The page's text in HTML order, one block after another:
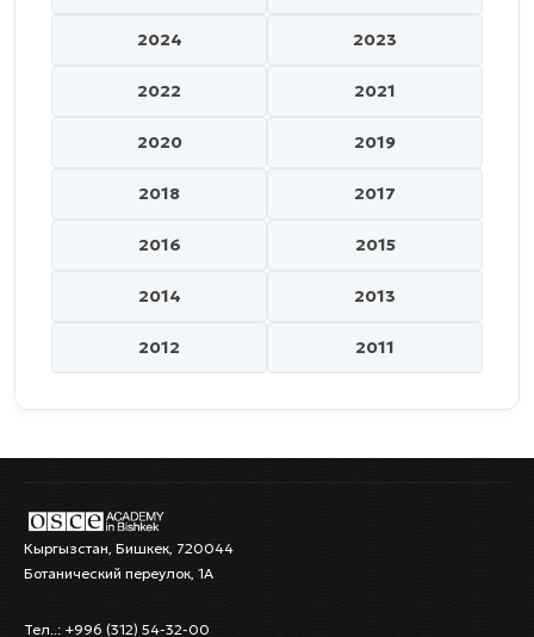
2024 2023
2022 2021
2020 2019
2018 2017
2016 2015
2014 2013
2012 2011
Кыргызстан, Бишкек, 720044
Ботанический переулок, 1А
Тел..: +996 (312) 54-32-00